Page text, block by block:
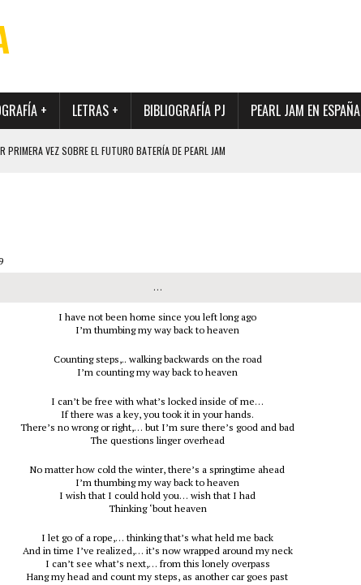
+ LETRAS + BIBLIOGRAFÍA PJ PEARL JAM EN ESPAÑA
PRIMERA VEZ SOBRE EL FUTURO BATERÍA DE PEARL JAM
JAM QUE MARCÓ LOS 90, DE NUEVO EN VINILO.
EN MEDIO DE LA INCERTIDUMBRE SOBRE SU FUTURA FORMACIÓN
LIBRO CON FOTOGRAFÍAS INÉDITAS DE LA HISTORIA DE PEARL JAM
…
I have not been home since you left long ago
I’m thumbing my way back to heaven
Counting steps,.. walking backwards on the road
I’m counting my way back to heaven
I can’t be free with what’s locked inside of me…
If there was a key, you took it in your hands.
There’s no wrong or right,… but I’m sure there’s good and bad
The questions linger overhead
No matter how cold the winter, there’s a springtime ahead
I’m thumbing my way back to heaven
I wish that I could hold you… wish that I had
Thinking ‘bout heaven
I let go of a rope,… thinking that’s what held me back
And in time I’ve realized,… it’s now wrapped around my neck
I can’t see what’s next,… from this lonely overpass
Hang my head and count my steps, as another car goes past